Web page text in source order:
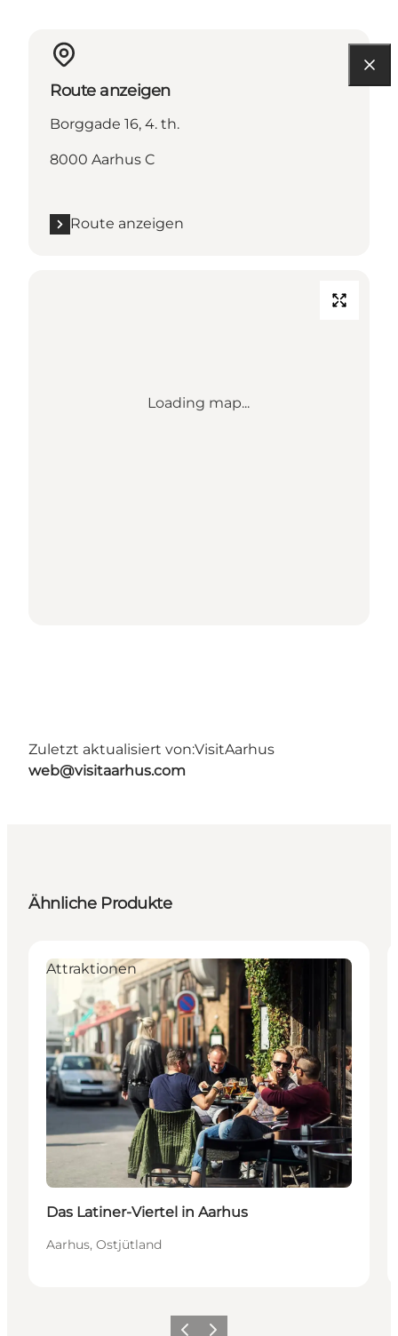
Route anzeigen
Borggade 16, 4. th.
8000 Aarhus C
Route anzeigen
Loading map...
Zuletzt aktualisiert von:VisitAarhus
web@visitaarhus.com
Ähnliche Produkte
Attraktionen
Das Latiner-Viertel in Aarhus
Aarhus, Ostjütland